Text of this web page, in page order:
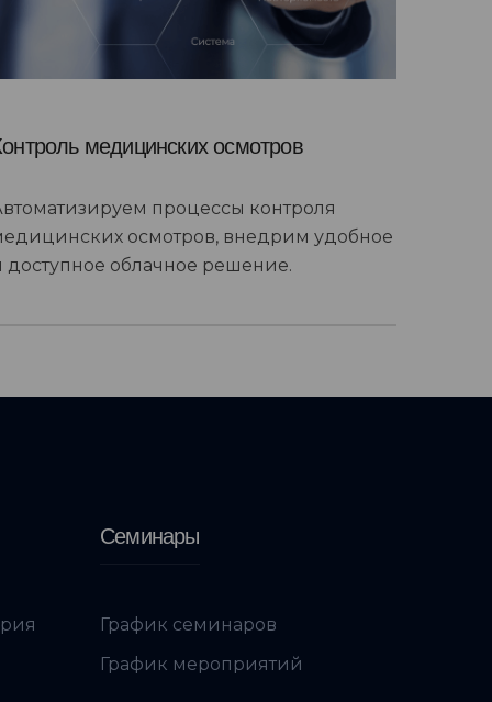
медицинских осмотров
процессы контроля
осмотров, внедрим удобное
доступное облачное решение.
Семинары
График семинаров
График мероприятий